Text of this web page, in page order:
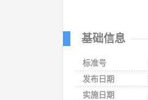
基础信息
标准号
发布日期
实施日期